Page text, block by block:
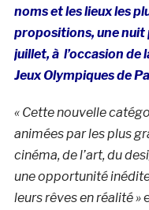
noms et les lieux les
propositions, une nuit
juillet, à l’occasion de
Jeux Olympiques de
« Cette nouvelle
animées par les plus
cinéma, de l’art, du
une opportunité
leurs rêves en réalité »